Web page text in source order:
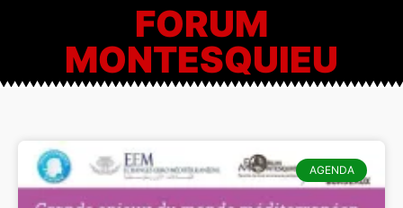
FORUM
MONTESQUIEU
AGENDA